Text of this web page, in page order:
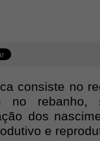
consiste no
no rebanho,
dos
e